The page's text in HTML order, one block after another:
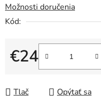
Možnosti doručenia
Kód:
€24
Jednotková cena:
Tlač Opýtať sa